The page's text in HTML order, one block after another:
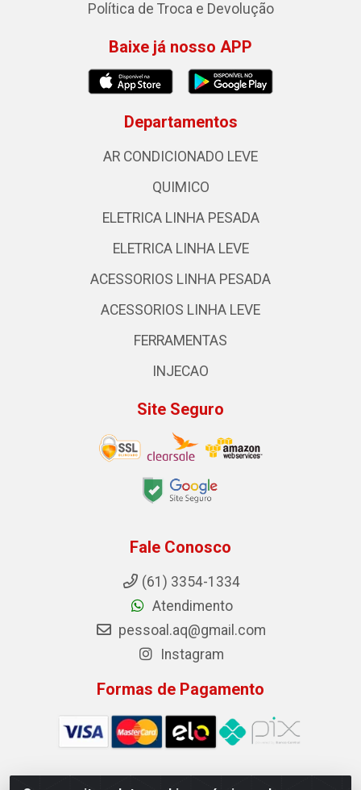
Política de Troca e Devolução
Baixe já nosso APP
Departamentos
AR CONDICIONADO LEVE
QUIMICO
ELETRICA LINHA PESADA
ELETRICA LINHA LEVE
ACESSORIOS LINHA PESADA
ACESSORIOS LINHA LEVE
FERRAMENTAS
INJECAO
Site Seguro
Fale Conosco
(61) 3354-1334
Atendimento
pessoal.aq@gmail.com
Instagram
Formas de Pagamento